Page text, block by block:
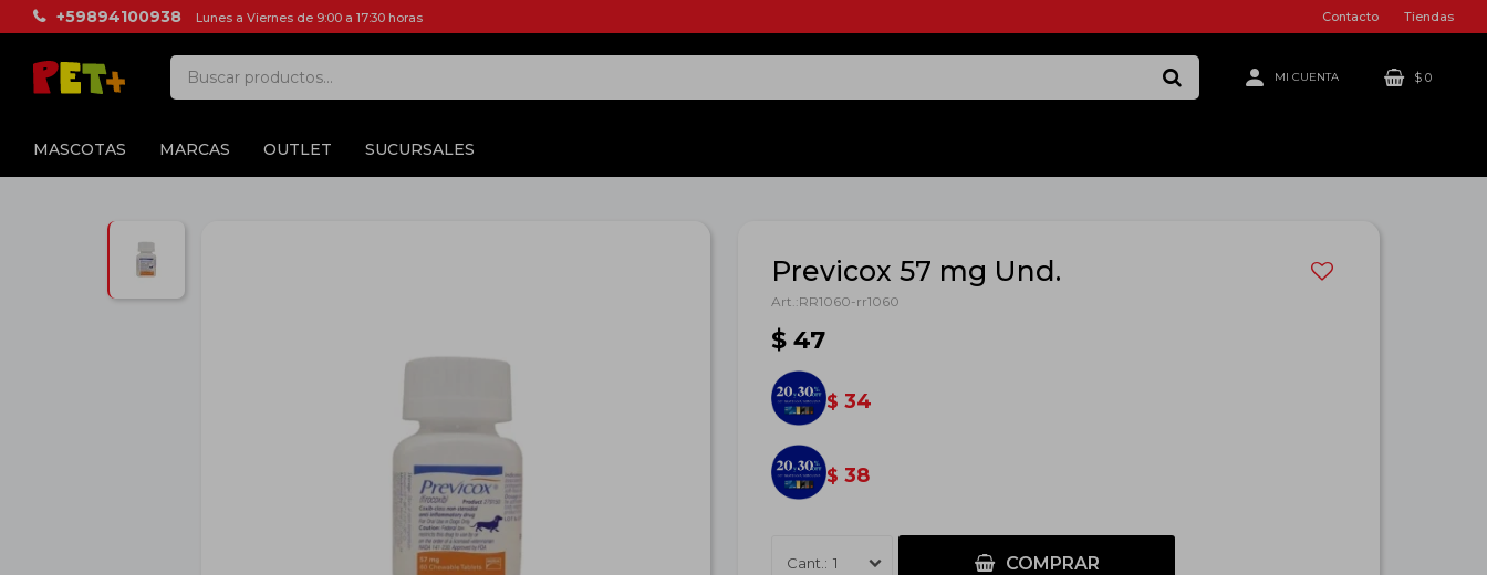
MASCOTAS MARCAS OUTLET SUCURSALES
$ 0
+59894100938 Lunes a Viernes de 9:00 a 17:30 horas Contacto Tiendas
Previcox 57 mg Und.
RR1060-rr1060
$ 47
$ 34
$ 38
1 COMPRAR